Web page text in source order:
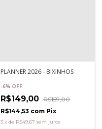
PLANNER 2026 - BIXINHOS
-6% OFF
R$149,00 R$159,00
R$144,53 com Pix
3 x de R$49,67 sem juros